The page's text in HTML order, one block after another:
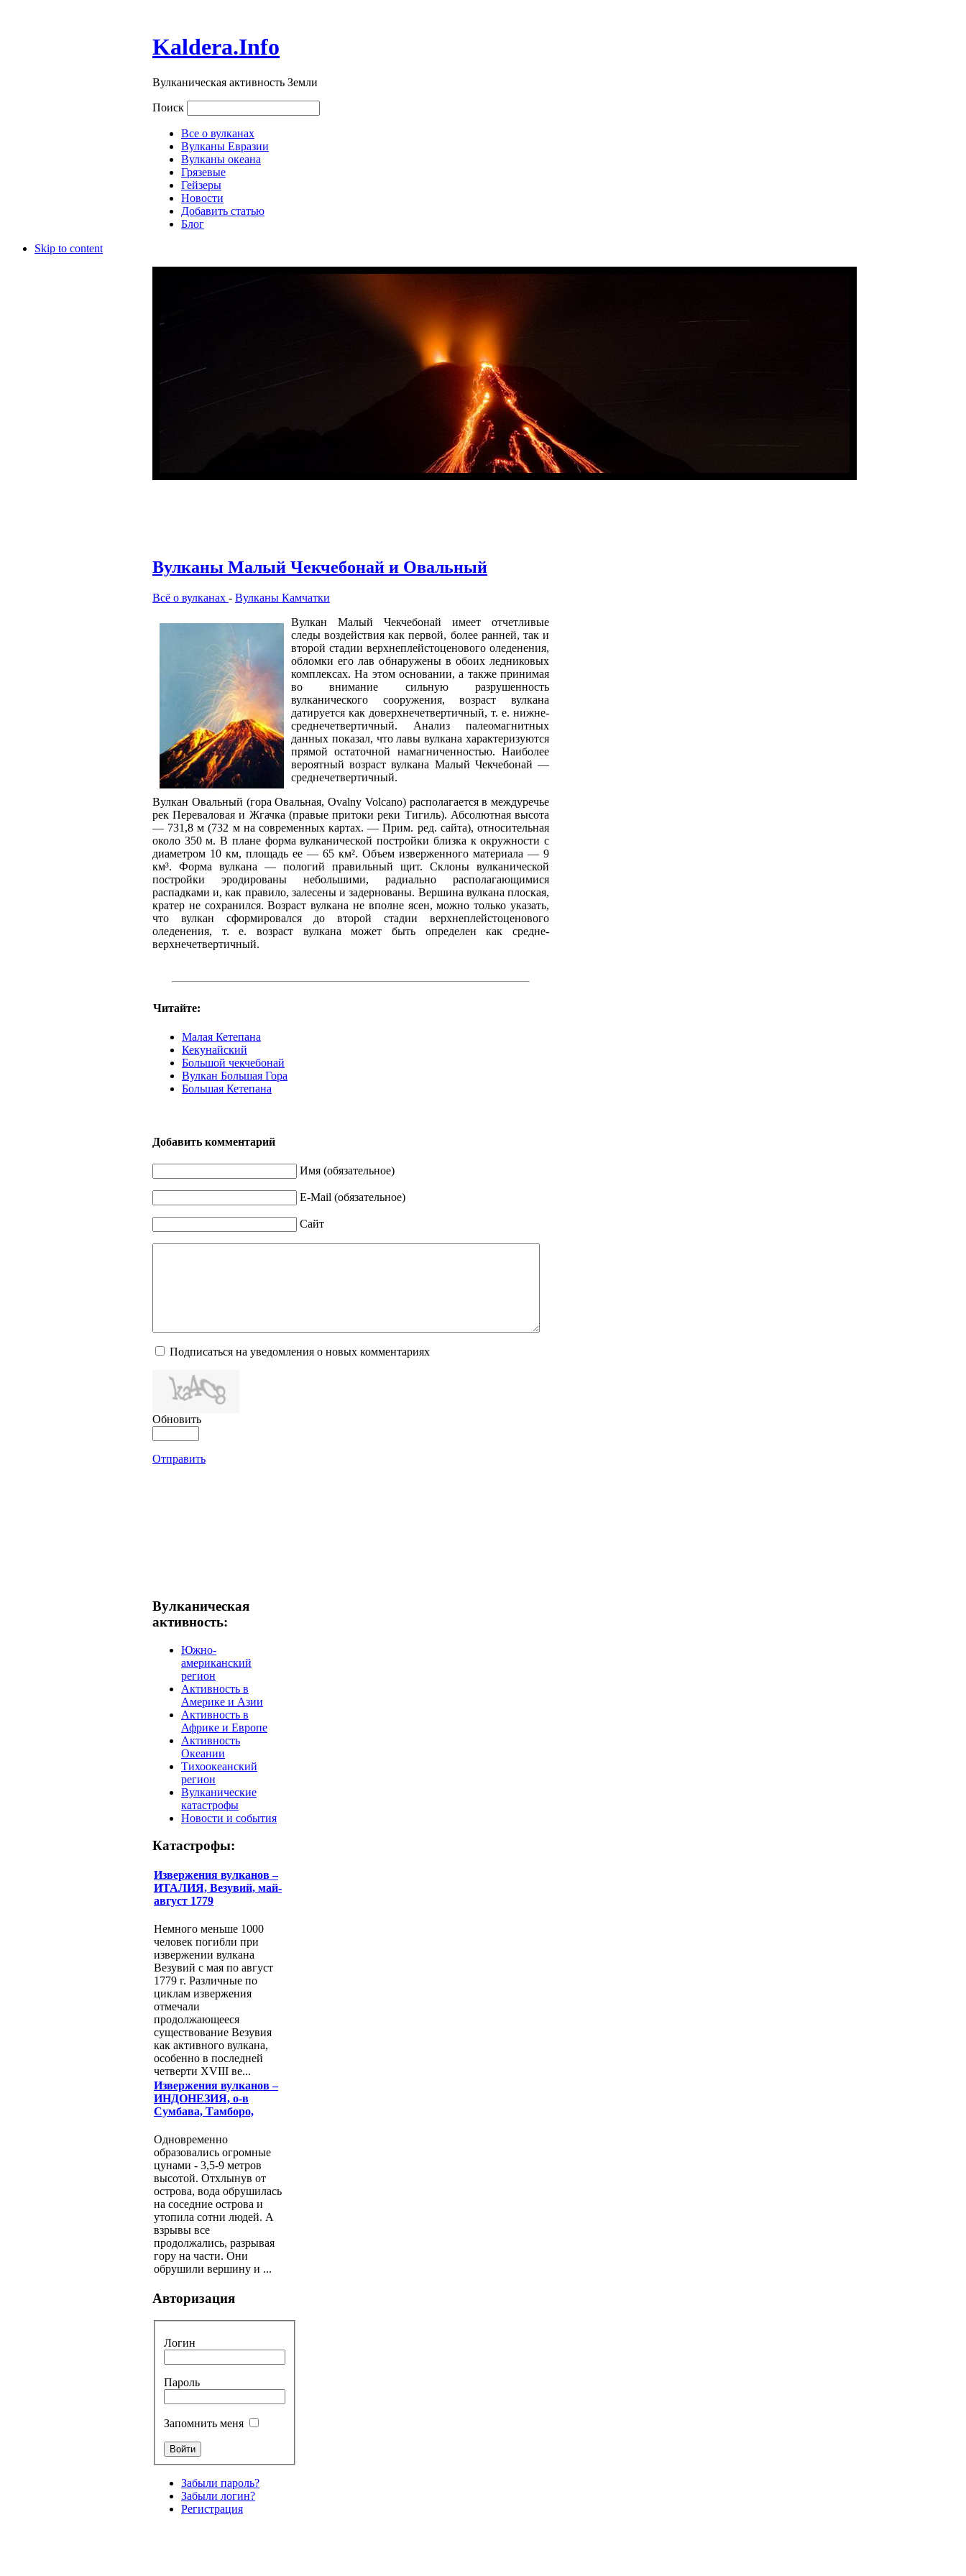
Kaldera.Info
Вулканическая активность Земли
Поиск
Все о вулканах
Вулканы Евразии
Вулканы океана
Грязевые
Гейзеры
Новости
Добавить статью
Блог
Skip to content
Вулканы Малый Чекчебонай и Овальный
Всё о вулканах - Вулканы Камчатки
Вулкан Малый Чекчебонай имеет отчетливые
следы воздействия как первой, более ранней, так и
второй стадии верхнеплейстоценового оледенения,
обломки его лав обнаружены в обоих ледниковых
комплексах. На этом основании, а также принимая
во внимание сильную разрушенность
вулканического сооружения, возраст вулкана
датируется как доверхнечетвертичный, т. е. нижне-
среднечетвертичный. Анализ палеомагнитных
данных показал, что лавы вулкана характеризуются
прямой остаточной намагниченностью. Наиболее
вероятный возраст вулкана Малый Чекчебонай —
среднечетвертичный.
Вулкан Овальный (гора Овальная, Ovalny Volcano) располагается в междуречье
рек Переваловая и Жгачка (правые притоки реки Тигиль). Абсолютная высота
— 731,8 м (732 м на современных картах. — Прим. ред. сайта), относительная
около 350 м. В плане форма вулканической постройки близка к окружности с
диаметром 10 км, площадь ее — 65 км². Объем изверженного материала — 9
км³. Форма вулкана — пологий правильный щит. Склоны вулканической
постройки эродированы небольшими, радиально располагающимися
распадками и, как правило, залесены и задернованы. Вершина вулкана плоская,
кратер не сохранился. Возраст вулкана не вполне ясен, можно только указать,
что вулкан сформировался до второй стадии верхнеплейстоценового
оледенения, т. е. возраст вулкана может быть определен как средне-
верхнечетвертичный.
Читайте:
Малая Кетепана
Кекунайский
Большой чекчебонай
Вулкан Большая Гора
Большая Кетепана
Добавить комментарий
Имя (обязательное)
E-Mail (обязательное)
Сайт
Подписаться на уведомления о новых комментариях
Обновить
Отправить
Вулканическая
активность:
Южно-
американский
регион
Активность в
Америке и Азии
Активность в
Африке и Европе
Активность
Океании
Тихоокеанский
регион
Вулканические
катастрофы
Новости и события
Катастрофы:
Извержения вулканов –
ИТАЛИЯ, Везувий, май-
август 1779
Немного меньше 1000
человек погибли при
извержении вулкана
Везувий с мая по август
1779 г. Различные по
циклам извержения
отмечали
продолжающееся
существование Везувия
как активного вулкана,
особенно в последней
четверти XVIII ве...
Извержения вулканов –
ИНДОНЕЗИЯ, о-в
Сумбава, Тамборо,
Одновременно
образовались огромные
цунами - 3,5-9 метров
высотой. Отхлынув от
острова, вода обрушилась
на соседние острова и
утопила сотни людей. А
взрывы все
продолжались, разрывая
гору на части. Они
обрушили вершину и ...
Авторизация
Логин
Пароль
Запомнить меня
Забыли пароль?
Забыли логин?
Регистрация